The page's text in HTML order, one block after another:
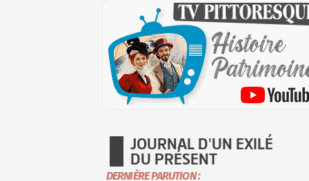
JOURNAL D'UN EXILÉ
DU PRÉSENT
DERNIÈRE PARUTION :